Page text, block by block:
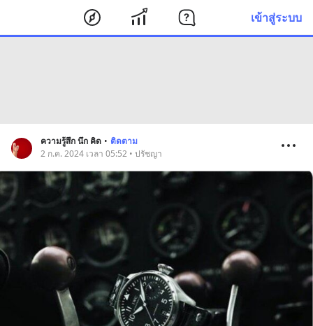
เข้าสู่ระบบ
ความรู้สึก นึก คิด • ติดตาม
2 ก.ค. 2024 เวลา 05:52 • ปรัชญา